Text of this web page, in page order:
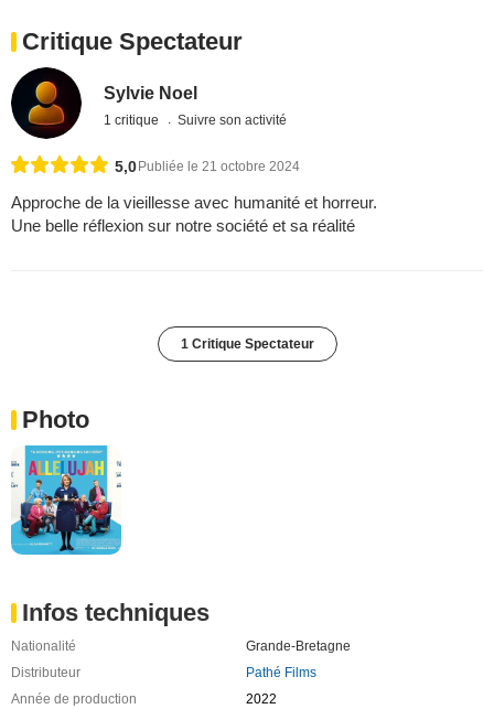
Critique Spectateur
Sylvie Noel
1 critique Suivre son activité
5,0Publiée le 21 octobre 2024
Approche de la vieillesse avec humanité et horreur.
Une belle réflexion sur notre société et sa réalité
1 Critique Spectateur
Photo
Infos techniques
Nationalité
Grande-Bretagne
Distributeur
Pathé Films
Année de production
2022